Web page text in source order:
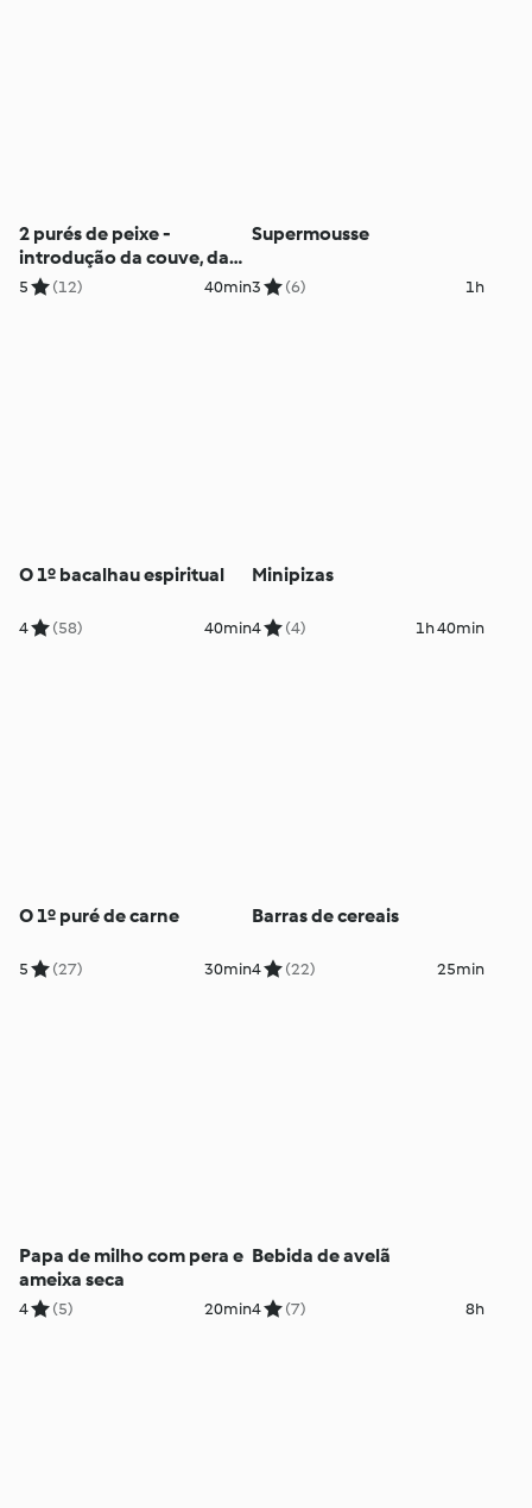
2 purés de peixe -
introdução da couve, da
beringela, do grão e dos
5 (12) 40min
Supermousse
3 (6) 1h
O 1º bacalhau espiritual
4 (58) 40min
Minipizas
4 (4) 1h 40min
O 1º puré de carne
5 (27) 30min
Barras de cereais
4 (22) 25min
Papa de milho com pera e
ameixa seca
4 (5) 20min
Bebida de avelã
4 (7) 8h